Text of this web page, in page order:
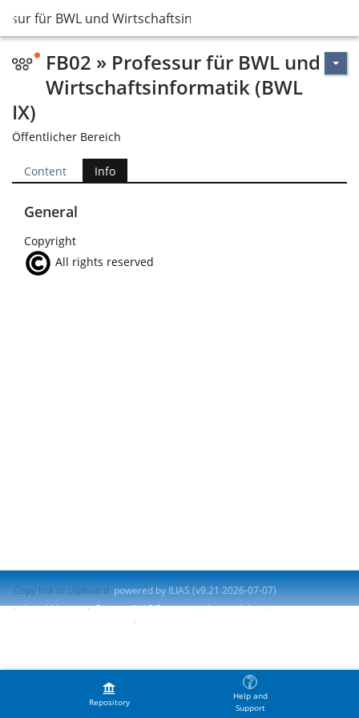
für BWL und Wirtschaftsinformatik (BWL IX)
Repository
Help and
Support
FB02 » Professur für BWL und
Wirtschaftsinformatik (BWL
IX)
Öffentlicher Bereich
Content Info
General
Copyright
All rights reserved
Copy link to clipboard powered by ILIAS (v9.21 2026-07-07)
Legal Notice
Contact ILIAS Support
Accessibility